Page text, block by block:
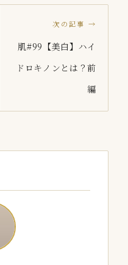
次の記事 →
肌#99【美白】ハイ
ドロキノンとは？前
編